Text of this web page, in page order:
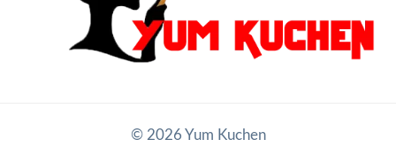
© 2026 Yum Kuchen